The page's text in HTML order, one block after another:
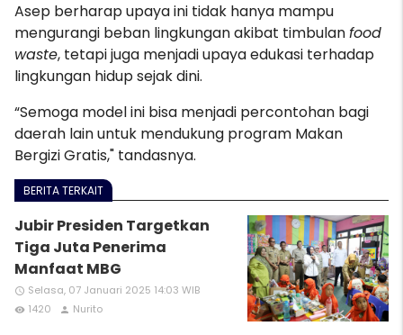
Asep berharap upaya ini tidak hanya mampu
mengurangi beban lingkungan akibat timbulanfood
waste, tetapi juga menjadi upaya edukasi terhadap
lingkungan hidup sejak dini.
“Semoga model ini bisa menjadi percontohan bagi
daerah lain untuk mendukung program Makan
Bergizi Gratis," tandasnya.
BERITA TERKAIT
Jubir Presiden Targetkan
Tiga Juta Penerima
Manfaat MBG
access_time Selasa, 07 Januari 2025 14:03 WIB
remove_red_eye 1420 person Nurito